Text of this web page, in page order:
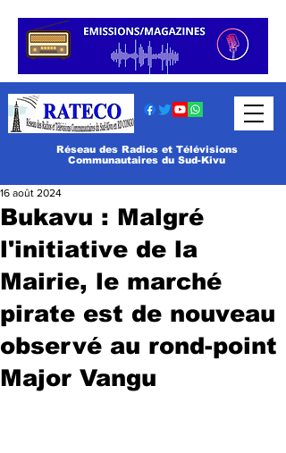
Réseau des Radios et Télévisions
Communautaires du Sud-Kivu
Bukavu : Malgré
l'initiative de la
Mairie, le marché
pirate est de nouveau
observé au rond-point
Major Vangu
16 août 2024